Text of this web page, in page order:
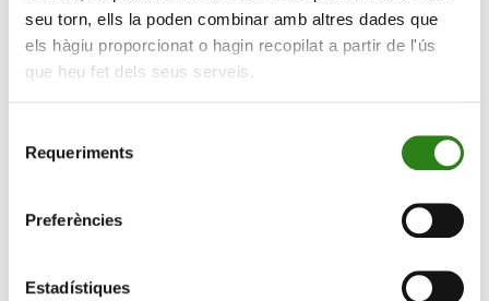
seu torn, ells la poden combinar amb altres dades que
els hàgiu proporcionat o hagin recopilat a partir de l'ús
que heu fet dels seus serveis.
Requeriments
Preferències
Estadístiques
desenvolupa amb èxit des de la seva creació ara fa set
anys, i que ha crescut fins a assolir un volum de 800
milions d’euros en actius sota gestió al llarg de tot
Esther del Rincón, amb més de quinze anys
banca privada, arriba procedent de Caser Asesores
Financieros. Va començar la seva carrera a la Banque
també ha treballat com a assessora financera i